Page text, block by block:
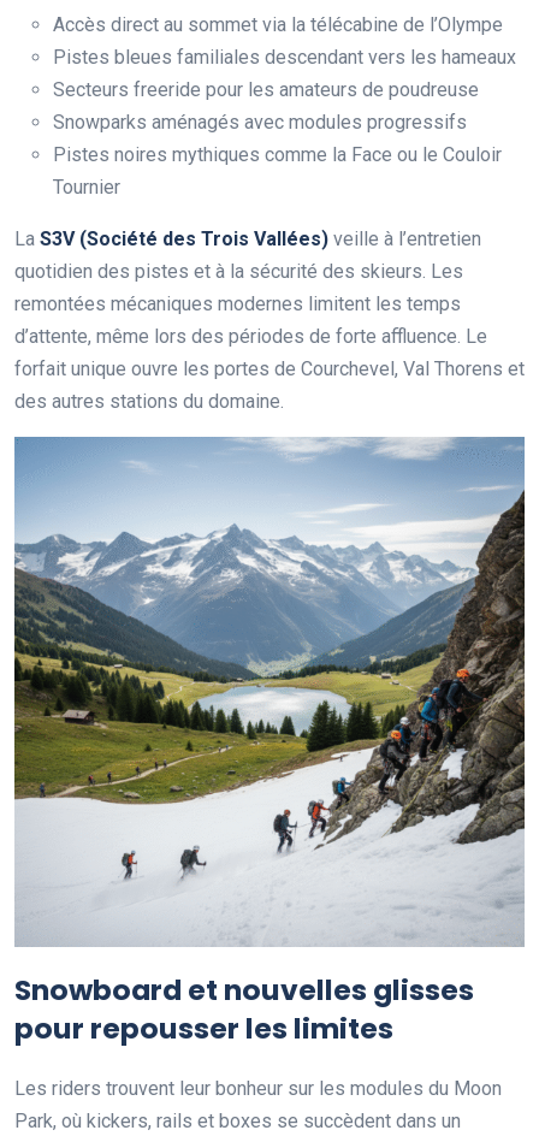
Accès direct au sommet via la télécabine de l’Olympe
Pistes bleues familiales descendant vers les hameaux
Secteurs freeride pour les amateurs de poudreuse
Snowparks aménagés avec modules progressifs
Pistes noires mythiques comme la Face ou le Couloir
Tournier
La S3V (Société des Trois Vallées) veille à l’entretien
quotidien des pistes et à la sécurité des skieurs. Les
remontées mécaniques modernes limitent les temps
d’attente, même lors des périodes de forte affluence. Le
forfait unique ouvre les portes de Courchevel, Val Thorens et
des autres stations du domaine.
Snowboard et nouvelles glisses
pour repousser les limites
Les riders trouvent leur bonheur sur les modules du Moon
Park, où kickers, rails et boxes se succèdent dans un